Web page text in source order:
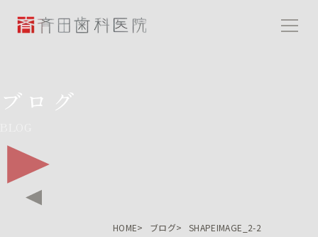
斉田歯科医院
ブログ
HOME ブログ SHAPEIMAGE_2-2